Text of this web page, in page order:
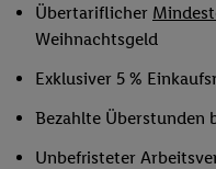
Übertariflicher
Weihnachtsgeld
Exklusiver 5 %
Bezahlte Überstunden
Unbefristeter